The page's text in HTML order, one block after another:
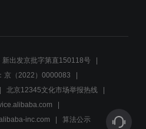
02:46
部队生死在存亡的时刻迎来
转机
02:30
新出发京批字第直150118号
京（2022）0000083
北京12345文化市场举报热线
inc.com 算法公示